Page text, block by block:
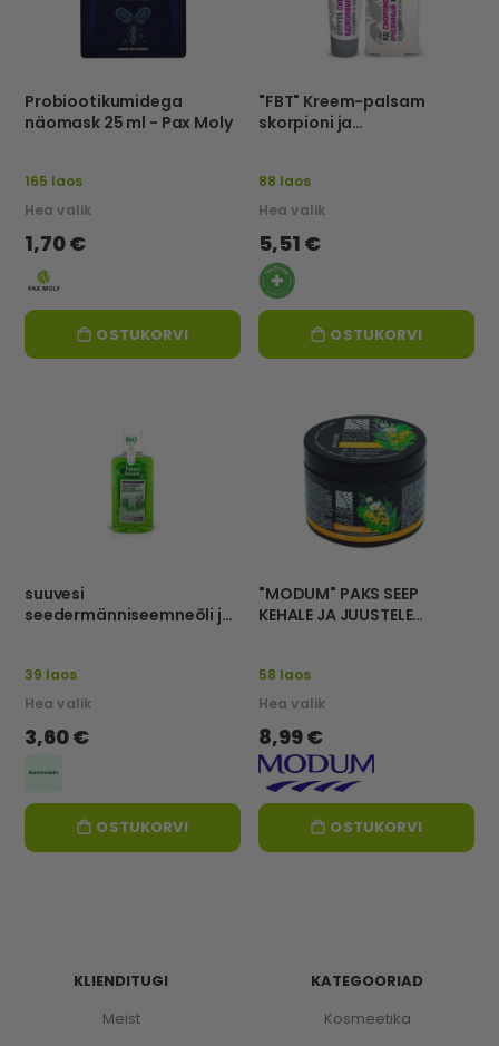
Probiootikumidega
näomask 25 ml - Pax Moly
165 laos
Hea valik
1,70 €
OSTUKORVI
"FBT" Kreem-palsam
skorpioni ja
88 laos
Hea valik
5,51 €
OSTUKORVI
suuvesi
seedermänniseemneõli ja
39 laos
Hea valik
3,60 €
OSTUKORVI
"MODUM" PAKS SEEP
KEHALE JA JUUSTELE
58 laos
Hea valik
8,99 €
OSTUKORVI
KLIENDITUGI
Meist
KATEGOORIAD
Kosmeetika